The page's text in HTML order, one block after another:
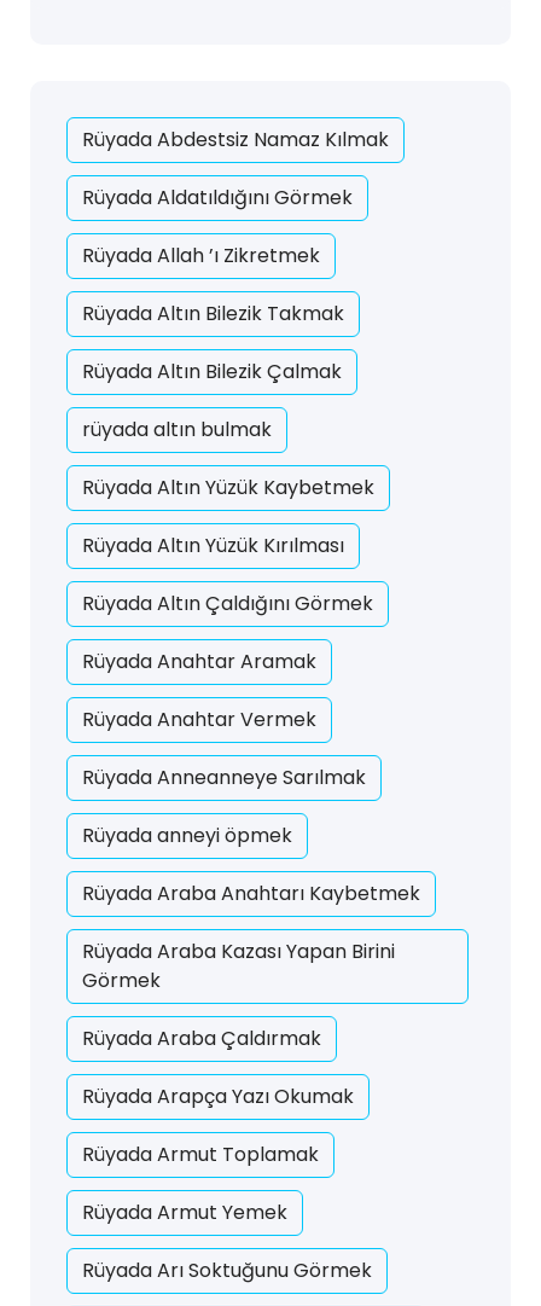
Rüyada Abdestsiz Namaz Kılmak
Rüyada Aldatıldığını Görmek
Rüyada Allah ’ı Zikretmek
Rüyada Altın Bilezik Takmak
Rüyada Altın Bilezik Çalmak
rüyada altın bulmak
Rüyada Altın Yüzük Kaybetmek
Rüyada Altın Yüzük Kırılması
Rüyada Altın Çaldığını Görmek
Rüyada Anahtar Aramak
Rüyada Anahtar Vermek
Rüyada Anneanneye Sarılmak
Rüyada anneyi öpmek
Rüyada Araba Anahtarı Kaybetmek
Rüyada Araba Kazası Yapan Birini
Görmek
Rüyada Araba Çaldırmak
Rüyada Arapça Yazı Okumak
Rüyada Armut Toplamak
Rüyada Armut Yemek
Rüyada Arı Soktuğunu Görmek